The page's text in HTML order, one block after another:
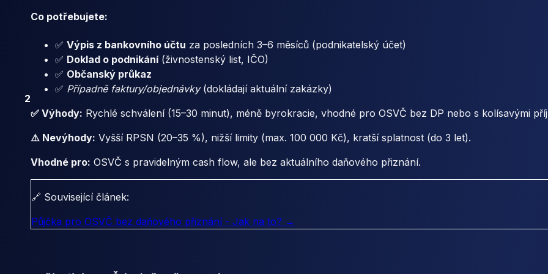
2
Co potřebujete:
✅ Výpis z bankovního účtu za posledních 3–6 měsíců (podnikatelský účet)
✅ Doklad o podnikání(živnostenský list, IČO)
✅ Občanský průkaz
✅ Případně faktury/objednávky(dokládají aktuální zakázky)
✅ Výhody: Rychlé schválení (15–30 minut), méně byrokracie, vhodné pro OSVČ bez DP nebo s kolísavými
⚠️ Nevýhody: Vyšší RPSN (20–35 %), nižší limity (max. 100 000 Kč), kratší splatnost (do 3 let).
Vhodné pro: OSVČ s pravidelným cash flow, ale bez aktuálního daňového přiznání.
🔗 Související článek:
Půjčka pro OSVČ bez daňového přiznání - Jak na to? →